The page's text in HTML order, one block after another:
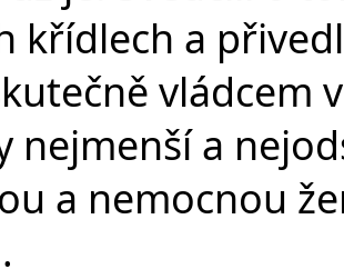
křídlech a
vládcem
nejmenší a
a nemocnou